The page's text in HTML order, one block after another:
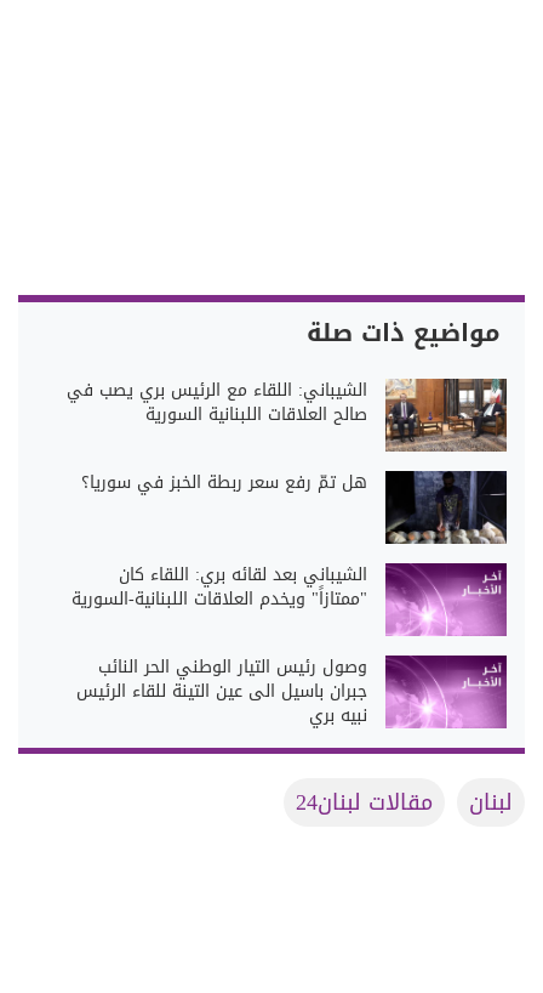
مواضيع ذات صلة
الشيباني: اللقاء مع الرئيس بري يصب في
صالح العلاقات اللبنانية السورية
هل تمّ رفع سعر ربطة الخبز في سوريا؟
الشيباني بعد لقائه بري: اللقاء كان
"ممتازاً" ويخدم العلاقات اللبنانية-السورية
وصول رئيس التيار الوطني الحر النائب
جبران باسيل الى عين التينة للقاء الرئيس
نبيه بري
لبنان مقالات لبنان24